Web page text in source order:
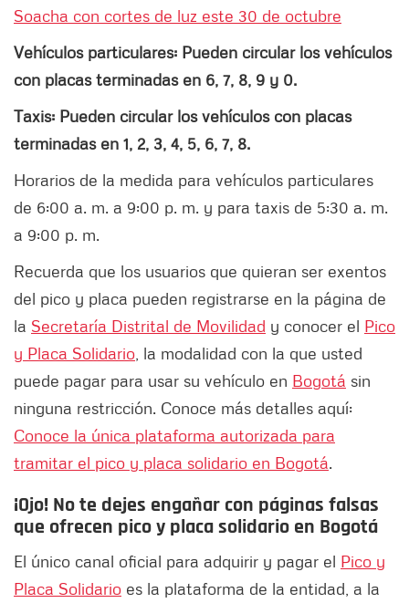
Soacha con cortes de luz este 30 de octubre
Vehículos particulares: Pueden circular los vehículos
con placas terminadas en 6, 7, 8, 9 y 0.
Taxis: Pueden circular los vehículos con placas
terminadas en 1, 2, 3, 4, 5, 6, 7, 8.
Horarios de la medida para vehículos particulares
de 6:00 a. m. a 9:00 p. m. y para taxis de 5:30 a. m.
a 9:00 p. m.
Recuerda que los usuarios que quieran ser exentos
del pico y placa pueden registrarse en la página de
la Secretaría Distrital de Movilidad y conocer el Pico
y Placa Solidario , la modalidad con la que usted
puede pagar para usar su vehículo en Bogotá sin
ninguna restricción. Conoce más detalles aquí:
Conoce la única plataforma autorizada para
tramitar el pico y placa solidario en Bogotá.
¡Ojo! No te dejes engañar con páginas falsas
que ofrecen pico y placa solidario en Bogotá
El único canal oficial para adquirir y pagar el Pico y
Placa Solidario es la plataforma de la entidad, a la